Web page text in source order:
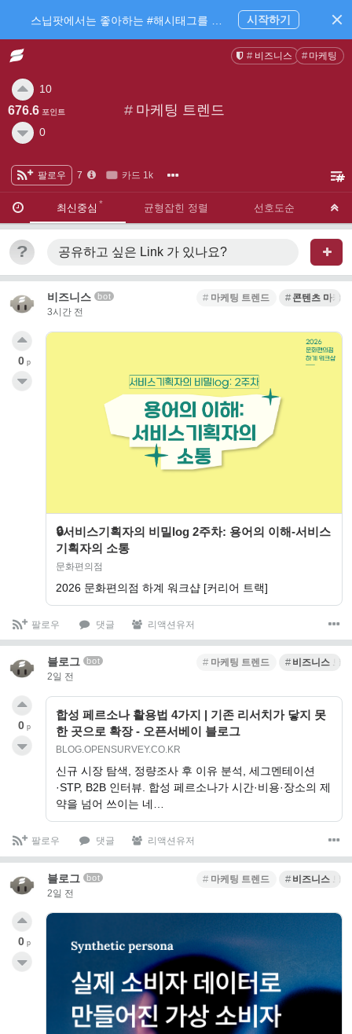
비즈니스 마케팅
# 마케팅 트렌드
10
676.6 포인트
0
팔로우 7 카드 1k
최신중심 균형잡힌 정렬 선호도순
? 공유하고 싶은 Link 가 있나요?
비즈니스 bot
3시간 전
마케팅 트렌드 콘텐츠 마케팅
🔒서비스기획자의 비밀log 2주차: 용어의 이해-서비스
기획자의 소통
문화편의점
2026 문화편의점 하계 워크샵 [커리어 트랙]
0 p
팔로우 댓글 리액션유저
블로그 bot
2일 전
마케팅 트렌드 비즈니스 트
합성 페르소나 활용법 4가지 | 기존 리서치가 닿지 못
한 곳으로 확장 - 오픈서베이 블로그
BLOG.OPENSURVEY.CO.KR
신규 시장 탐색, 정량조사 후 이유 분석, 세그멘테이션
·STP, B2B 인터뷰. 합성 페르소나가 시간·비용·장소의 제
약을 넘어 쓰이는 네…
0 p
팔로우 댓글 리액션유저
블로그 bot
2일 전
마케팅 트렌드 비즈니스 트
0 p
스닙팟에서는 좋아하는 #해시태그를 팔로우 하고 내가 관심있는 주제만 모아볼 수 있어요. 시작하기